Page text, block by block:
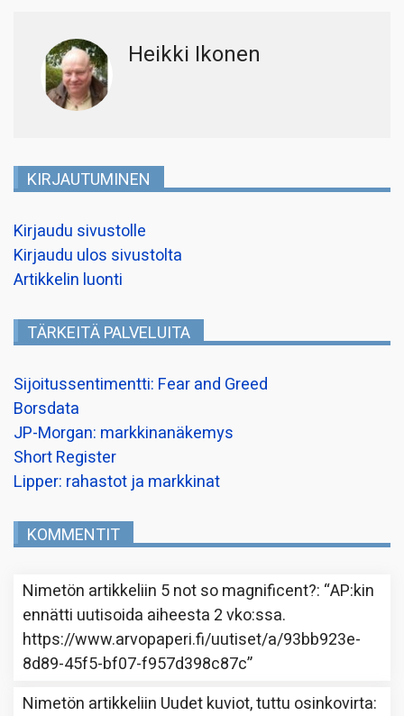
Heikki Ikonen
KIRJAUTUMINEN
Kirjaudu sivustolle
Kirjaudu ulos sivustolta
Artikkelin luonti
TÄRKEITÄ PALVELUITA
Sijoitussentimentti: Fear and Greed
Borsdata
JP-Morgan: markkinanäkemys
Short Register
Lipper: rahastot ja markkinat
KOMMENTIT
Nimetön artikkeliin 5 not so magnificent?: “AP:kin
ennätti uutisoida aiheesta 2 vko:ssa.
https://www.arvopaperi.fi/uutiset/a/93bb923e-
8d89-45f5-bf07-f957d398c87c”
Nimetön artikkeliin Uudet kuviot, tuttu osinkovirta: